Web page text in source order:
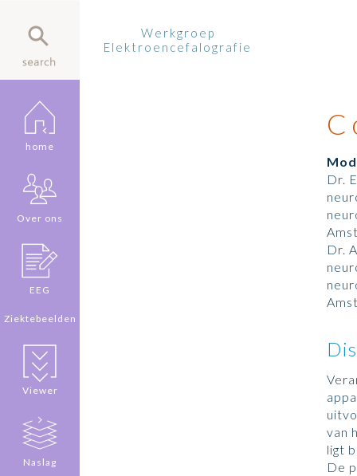
Werkgroep
Elektroencefalografie
home
Over ons
EEG
Ziektebeelden
Viewer
Naslag
Dr.
Dr.
van
ligt
De